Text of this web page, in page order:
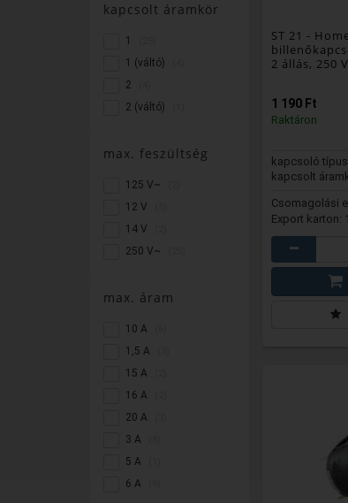
kapcsolt áramkör
1
1 (váltó)
2
2 (váltó)
max. feszültség
125 V~
12 V
14 V
250 V~
max. áram
10 A
1,5 A
15 A
16 A
20 A
3 A
5 A
6 A
ST 21 -
2 állás, 250
1 190 Ft
Raktáron
kapcsoló
kapcsolt
Csomagolási
Export karton: